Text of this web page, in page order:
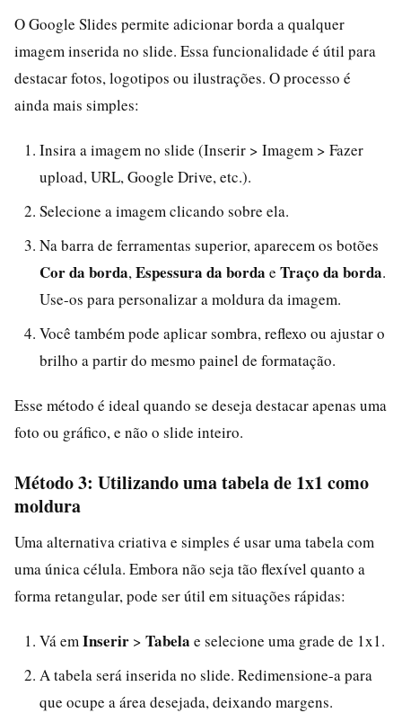
O Google Slides permite adicionar borda a qualquer
imagem inserida no slide. Essa funcionalidade é útil para
destacar fotos, logotipos ou ilustrações. O processo é
ainda mais simples:
Insira a imagem no slide (Inserir > Imagem > Fazer
upload, URL, Google Drive, etc.).
Selecione a imagem clicando sobre ela.
Na barra de ferramentas superior, aparecem os botões
Cor da borda, Espessura da borda e Traço da borda.
Use-os para personalizar a moldura da imagem.
Você também pode aplicar sombra, reflexo ou ajustar o
brilho a partir do mesmo painel de formatação.
Esse método é ideal quando se deseja destacar apenas uma
foto ou gráfico, e não o slide inteiro.
Método 3: Utilizando uma tabela de 1x1 como
moldura
Uma alternativa criativa e simples é usar uma tabela com
uma única célula. Embora não seja tão flexível quanto a
forma retangular, pode ser útil em situações rápidas:
Vá em Inserir > Tabela e selecione uma grade de 1x1.
A tabela será inserida no slide. Redimensione-a para
que ocupe a área desejada, deixando margens.